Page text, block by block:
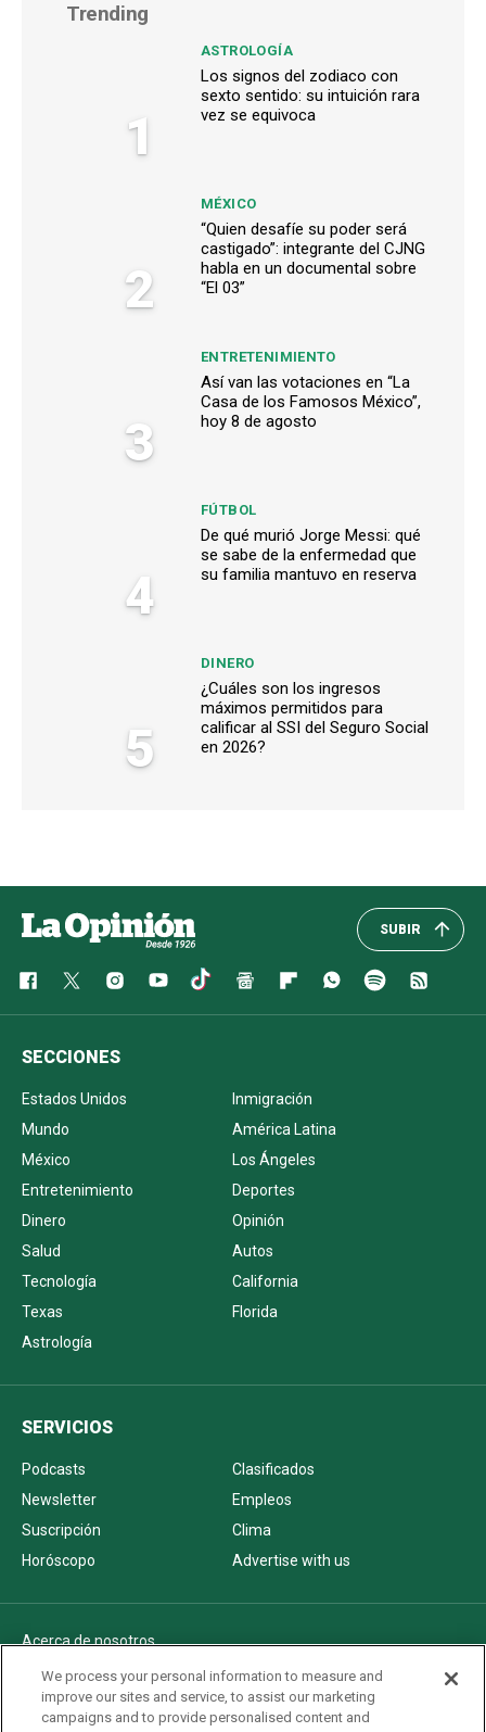
Trending
1
ASTROLOGÍA
Los signos del zodiaco con
sexto sentido: su intuición rara
vez se equivoca
2
MÉXICO
“Quien desafíe su poder será
castigado”: integrante del CJNG
habla en un documental sobre
“El 03”
3
ENTRETENIMIENTO
Así van las votaciones en “La
Casa de los Famosos México”,
hoy 8 de agosto
4
FÚTBOL
De qué murió Jorge Messi: qué
se sabe de la enfermedad que
su familia mantuvo en reserva
5
DINERO
¿Cuáles son los ingresos
máximos permitidos para
calificar al SSI del Seguro Social
en 2026?
SUBIR
SECCIONES
Estados Unidos
Inmigración
Mundo
América Latina
México
Los Ángeles
Entretenimiento
Deportes
Dinero
Opinión
Salud
Autos
Tecnología
California
Texas
Florida
Astrología
SERVICIOS
Podcasts
Clasificados
Newsletter
Empleos
Suscripción
Clima
Horóscopo
Advertise with us
Acerca de nosotros
Politica de privacidad
Pautas Editoriales
We process your personal information to measure and
improve our sites and service, to assist our marketing
campaigns and to provide personalised content and